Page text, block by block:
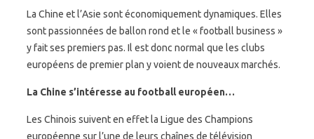
La Chine et l’Asie sont économiquement dynamiques. Elles
sont passionnées de ballon rond et le « football business »
y fait ses premiers pas. Il est donc normal que les clubs
européens de premier plan y voient de nouveaux marchés.
La Chine s’intéresse au football européen…
Les Chinois suivent en effet la Ligue des Champions
européenne sur l’une de leurs chaînes de télévision